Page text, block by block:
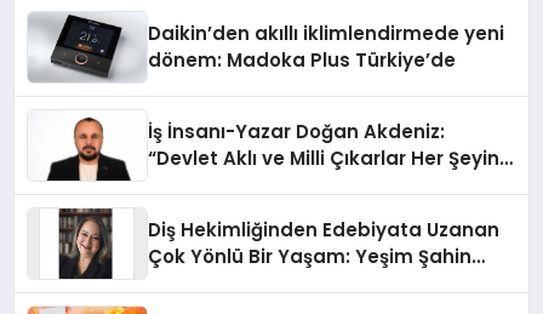
Daikin’den akıllı iklimlendirmede yeni
dönem: Madoka Plus Türkiye’de
İş İnsanı-Yazar Doğan Akdeniz:
“Devlet Aklı ve Milli Çıkarlar Her Şeyin
Diş Hekimliğinden Edebiyata Uzanan
Çok Yönlü Bir Yaşam: Yeşim Şahin